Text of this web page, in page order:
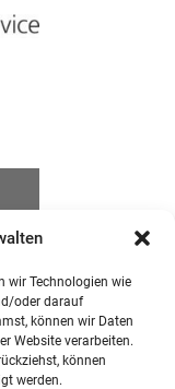
wir Technologien wie
oder darauf
können wir Daten
Website verarbeiten.
können
werden.